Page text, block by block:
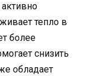
тепло в
более
снизить
обладает